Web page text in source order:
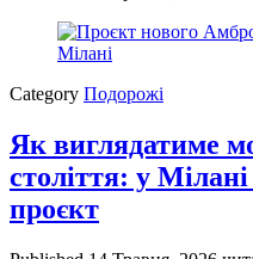
Category Подорожі
Як виглядатиме
століття: у
проєкт